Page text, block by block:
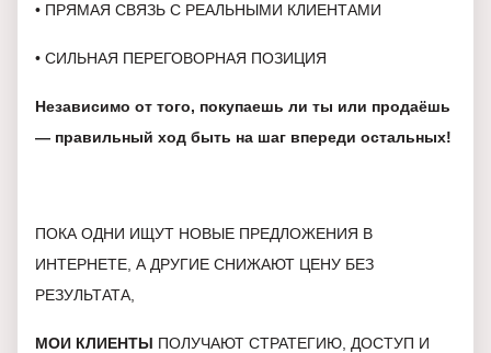
• ПРЯМАЯ СВЯЗЬ С РЕАЛЬНЫМИ КЛИЕНТАМИ
• СИЛЬНАЯ ПЕРЕГОВОРНАЯ ПОЗИЦИЯ
Независимо от того, покупаешь ли ты или продаёшь
— правильный ход быть на шаг впереди остальных!
ПОКА ОДНИ ИЩУТ НОВЫЕ ПРЕДЛОЖЕНИЯ В
ИНТЕРНЕТЕ, А ДРУГИЕ СНИЖАЮТ ЦЕНУ БЕЗ
РЕЗУЛЬТАТА,
МОИ КЛИЕНТЫ ПОЛУЧАЮТ СТРАТЕГИЮ, ДОСТУП И